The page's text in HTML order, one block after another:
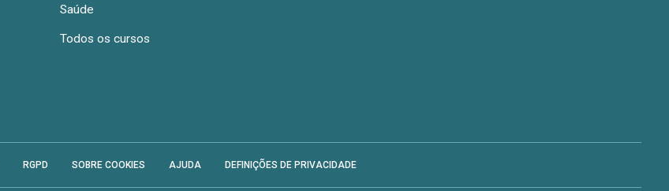
Saúde
Todos os cursos
RGPD SOBRE COOKIES AJUDA DEFINIÇÕES DE PRIVACIDADE